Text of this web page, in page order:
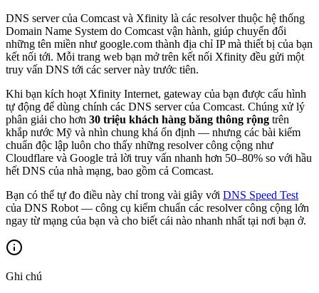
DNS server của Comcast và Xfinity là các resolver thuộc hệ thống
Domain Name System do Comcast vận hành, giúp chuyển đổi
những tên miền như google.com thành địa chỉ IP mà thiết bị của bạn
kết nối tới. Mỗi trang web bạn mở trên kết nối Xfinity đều gửi một
truy vấn DNS tới các server này trước tiên.
Khi bạn kích hoạt Xfinity Internet, gateway của bạn được cấu hình
tự động để dùng chính các DNS server của Comcast. Chúng xử lý
phân giải cho hơn 30 triệu khách hàng băng thông rộng trên
khắp nước Mỹ và nhìn chung khá ổn định — nhưng các bài kiểm
chuẩn độc lập luôn cho thấy những resolver công cộng như
Cloudflare và Google trả lời truy vấn nhanh hơn 50–80% so với hầu
hết DNS của nhà mạng, bao gồm cả Comcast.
Bạn có thể tự đo điều này chỉ trong vài giây với DNS Speed Test
của DNS Robot — công cụ kiểm chuẩn các resolver công cộng lớn
ngay từ mạng của bạn và cho biết cái nào nhanh nhất tại nơi bạn ở.
Ghi chú